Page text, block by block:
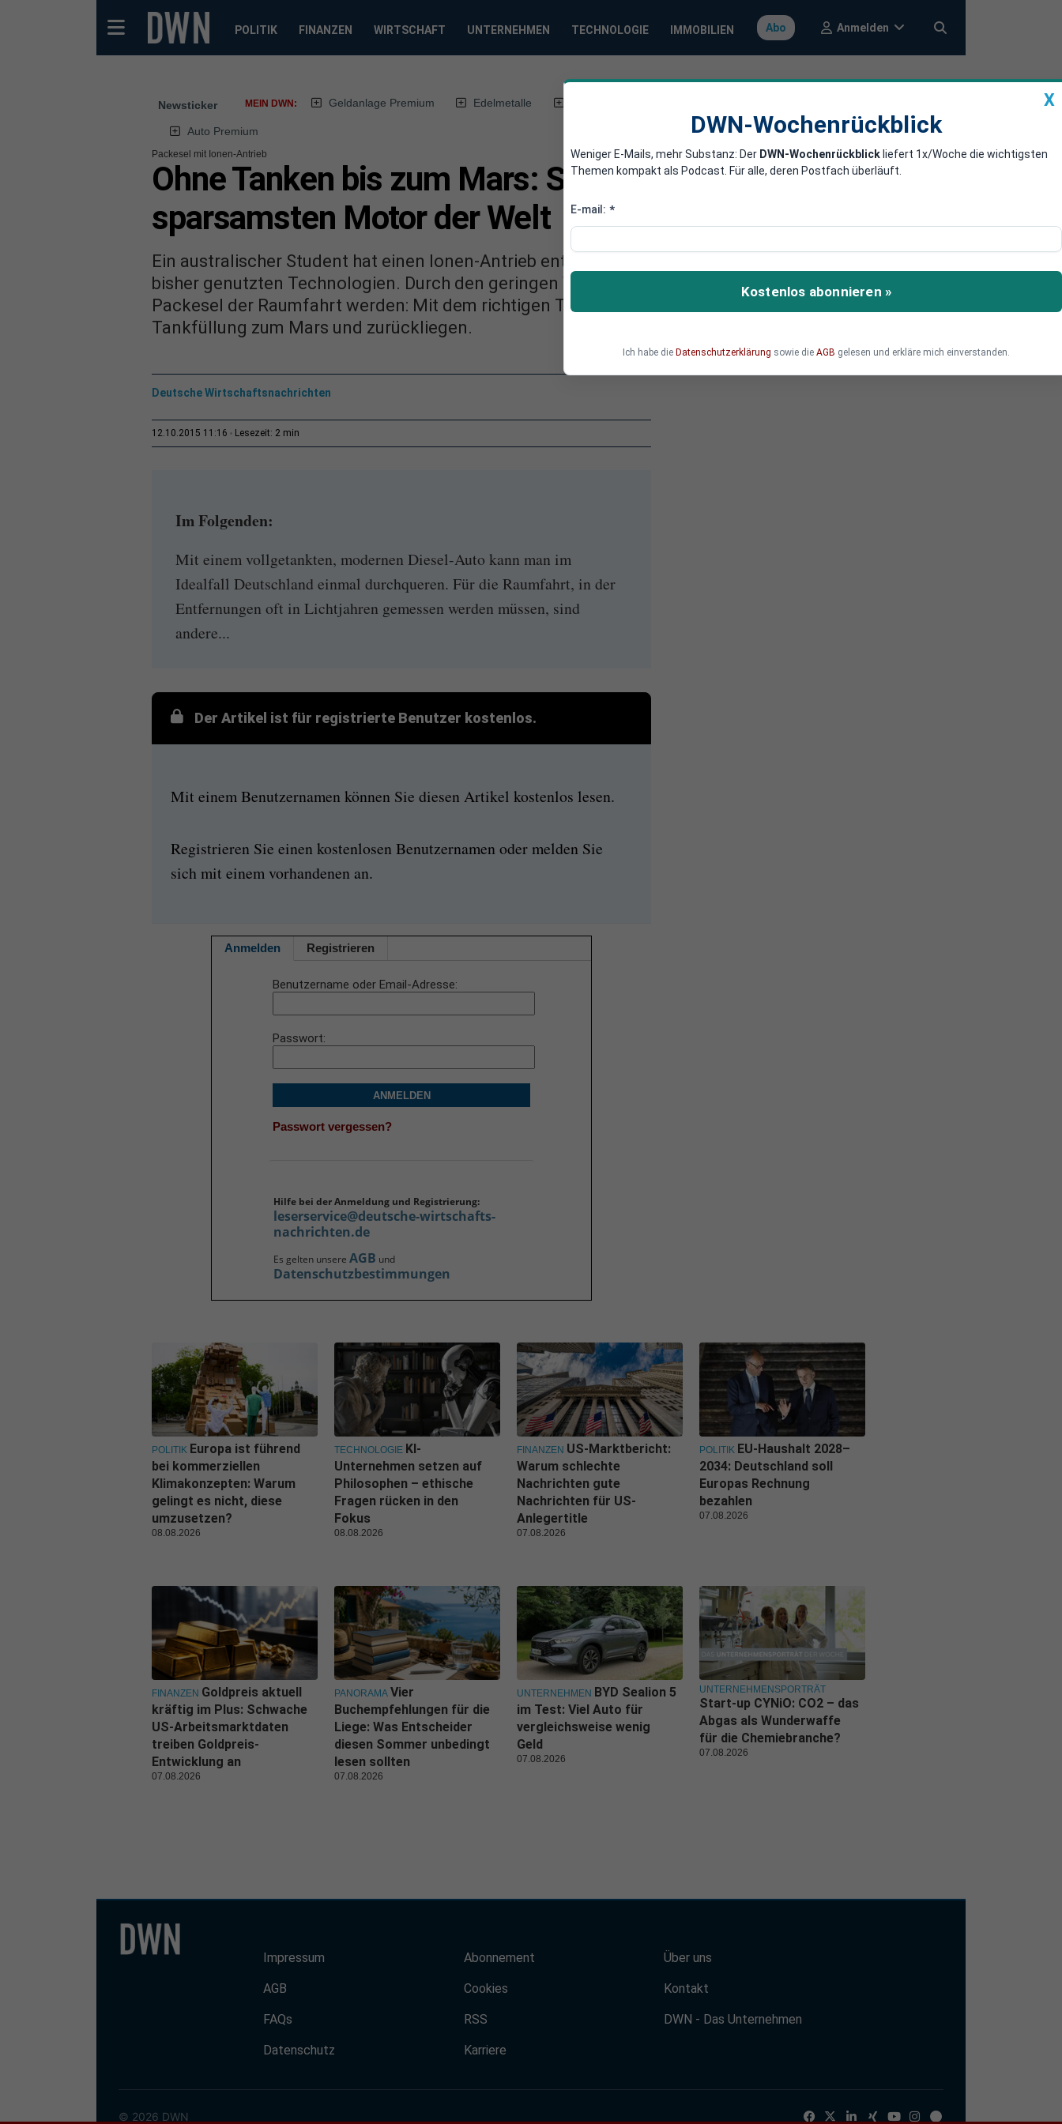
POLITIK FINANZEN WIRTSCHAFT UNTERNEHMEN TECHNOLOGIE IMMOBILIEN Abo Anmelden
Newsticker MEIN DWN: Geldanlage Premium Edelmetalle
Auto Premium
Packesel mit Ionen-Antrieb
Ohne Tanken bis zum Mars: Student entwickelt
sparsamsten Motor der Welt
Ein australischer Student hat einen Ionen-Antrieb entwickelt, der effizienter arbeitet als alle
bisher genutzten Technologien. Durch den geringen Verbrauch soll der Motor schon bald zum
Packesel der Raumfahrt werden: Mit dem richtigen Treibstoff kann eine Rakete mit nur einer
Tankfüllung zum Mars und zurückliegen.
Deutsche Wirtschaftsnachrichten
12.10.2015 11:16 Lesezeit: 2 min
Im Folgenden:
Mit einem vollgetankten, modernen Diesel-Auto kann man im
Idealfall Deutschland einmal durchqueren. Für die Raumfahrt, in der
Entfernungen oft in Lichtjahren gemessen werden müssen, sind
andere...
Der Artikel ist für registrierte Benutzer kostenlos.
Mit einem Benutzernamen können Sie diesen Artikel kostenlos lesen.
Registrieren Sie einen kostenlosen Benutzernamen oder melden Sie
sich mit einem vorhandenen an.
Anmelden Registrieren
Benutzername oder Email-Adresse
Passwort
ANMELDEN
Passwort vergessen?
Hilfe bei der Anmeldung und Registrierung:
leserservice@deutsche-wirtschafts-
nachrichten.de
Es gelten unsere AGB und
Datenschutzbestimmungen
X
DWN-Wochenrückblick
Weniger E-Mails, mehr Substanz: Der DWN-Wochenrückblick liefert 1x/Woche die wichtigsten
Themen kompakt als Podcast. Für alle, deren Postfach überläuft.
E-mail: *
Kostenlos abonnieren »
Ich habe die Datenschutzerklärung sowie die AGB gelesen und erkläre mich einverstanden.
POLITIK Europa ist führend
bei kommerziellen
Klimakonzepten: Warum
gelingt es nicht, diese
umzusetzen?
08.08.2026
TECHNOLOGIE KI-
Unternehmen setzen auf
Philosophen – ethische
Fragen rücken in den
Fokus
08.08.2026
FINANZEN US-Marktbericht:
Warum schlechte
Nachrichten gute
Nachrichten für US-
Anlegertitle
07.08.2026
POLITIK EU-Haushalt 2028–
2034: Deutschland soll
Europas Rechnung
bezahlen
07.08.2026
FINANZEN Goldpreis aktuell
kräftig im Plus: Schwache
US-Arbeitsmarktdaten
treiben Goldpreis-
Entwicklung an
07.08.2026
PANORAMA Vier
Buchempfehlungen für die
Liege: Was Entscheider
diesen Sommer unbedingt
lesen sollten
07.08.2026
UNTERNEHMEN BYD Sealion 5
im Test: Viel Auto für
vergleichsweise wenig
Geld
07.08.2026
UNTERNEHMENSPORTRÄT
Start-up CYNiO: CO2 – das
Abgas als Wunderwaffe
für die Chemiebranche?
07.08.2026
Impressum
AGB
FAQs
Datenschutz
Abonnement
Cookies
RSS
Karriere
Über uns
Kontakt
DWN - Das Unternehmen
© 2026 DWN